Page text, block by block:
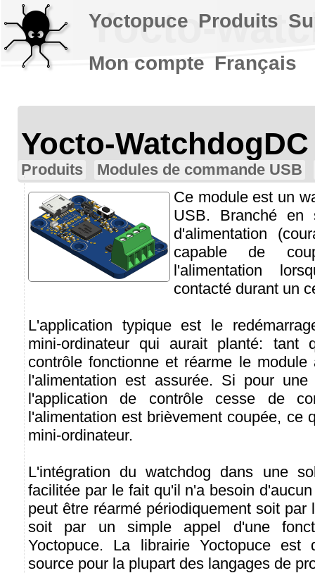
Yocto-
Yocto-WatchdogDC
Produits
Modules de commande USB
Ce module est un
USB. Branché en
d'alimentation
capable de
l'alimentation
contacté durant un
L'application typique est le
mini-ordinateur qui aurait planté: tant
contrôle fonctionne et réarme le module
l'alimentation est assurée. Si pour une
l'application de contrôle cesse de
l'alimentation est brièvement coupée, ce
mini-ordinateur.
L'intégration du watchdog dans une
facilitée par le fait qu'il n'a besoin
peut être réarmé périodiquement soit par
soit par un simple appel d'une
Yoctopuce. La librairie Yoctopuce est
source pour la plupart des langages de
Yoctopuce Produits
Mon compte Français